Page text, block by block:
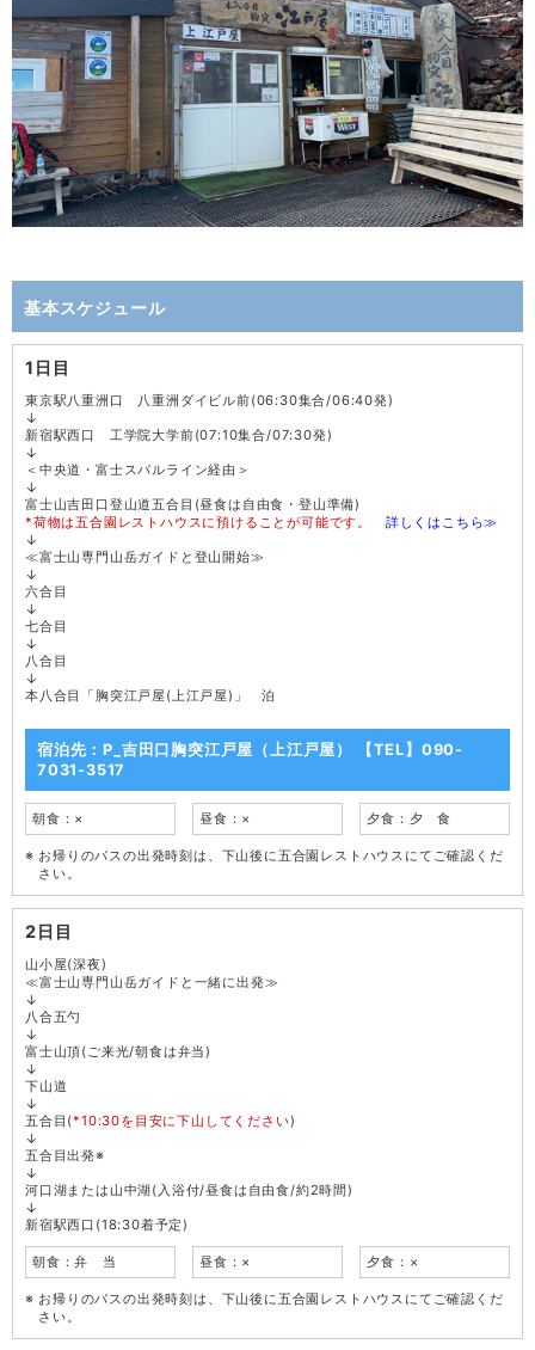
基本スケジュール
1日目
東京駅八重洲口 八重洲ダイビル前(06:30集合/06:40発)
↓
新宿駅西口 工学院大学前(07:10集合/07:30発)
↓
＜中央道・富士スバルライン経由＞
↓
富士山吉田口登山道五合目(昼食は自由食・登山準備)
*荷物は五合園レストハウスに預けることが可能です。
詳しくはこちら≫
↓
≪富士山専門山岳ガイドと登山開始≫
↓
六合目
↓
七合目
↓
八合目
↓
本八合目「胸突江戸屋(上江戸屋)」 泊
宿泊先：P_吉田口胸突江戸屋（上江戸屋） 【TEL】090-
7031-3517
朝食：× 昼食：× 夕食：夕 食
お帰りのバスの出発時刻は、下山後に五合園レストハウスにてご確認くだ
さい。
2日目
山小屋(深夜)
≪富士山専門山岳ガイドと一緒に出発≫
↓
八合五勺
↓
富士山頂(ご来光/朝食は弁当)
↓
下山道
↓
五合目(*10:30を目安に下山してください)
↓
五合目出発※
↓
河口湖または山中湖(入浴付/昼食は自由食/約2時間)
↓
新宿駅西口(18:30着予定)
朝食：弁 当 昼食：× 夕食：×
お帰りのバスの出発時刻は、下山後に五合園レストハウスにてご確認くだ
さい。